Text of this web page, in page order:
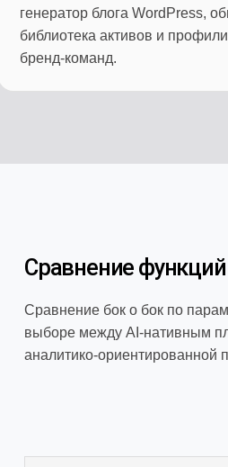
генератор блога WordPress,
библиотека активов и
бренд-команд.
Сравнение функций
Сравнение бок о бок по
выборе между AI-нативным
аналитико-ориентированной